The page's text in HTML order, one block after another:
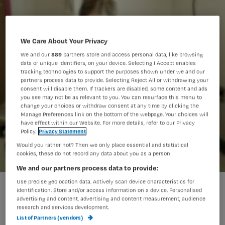
Zieke kinderen positiever dan gezonde
We Care About Your Privacy
We and our889 partners store and access personal data, like browsing
data or unique identifiers, on your device. Selecting I Accept enables
tracking technologies to support the purposes shown under we and our
partners process data to provide. Selecting Reject All or withdrawing your
consent will disable them. If trackers are disabled, some content and ads
you see may not be as relevant to you. You can resurface this menu to
change your choices or withdraw consent at any time by clicking the
Manage Preferences link on the bottom of the webpage. Your choices will
have effect within our Website. For more details, refer to our Privacy
Policy. Privacy Statement
Would you rather not? Then we only place essential and statistical
cookies, these do not record any data about you as a person
We and our partners process data to provide:
Use precise geolocation data. Actively scan device characteristics for
identification. Store and/or access information on a device. Personalised
advertising and content, advertising and content measurement, audience
research and services development.
List of Partners (vendors)